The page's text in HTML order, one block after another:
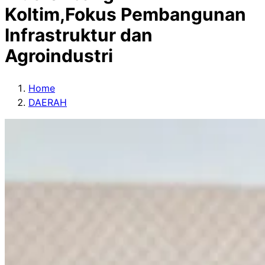
Koltim,Fokus Pembangunan
Infrastruktur dan
Agroindustri
Home
DAERAH